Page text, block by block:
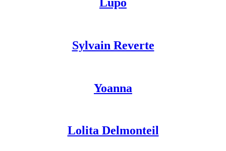
Sylvain Reverte
Yoanna
Lolita Delmonteil